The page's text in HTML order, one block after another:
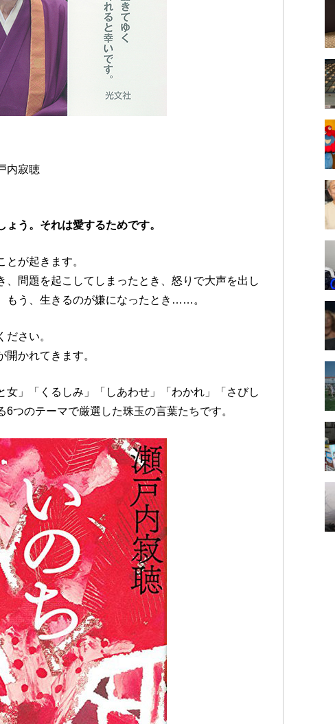
内寂聴
う。それは愛するためです。
が起きます。
、問題を起こしてしまったとき、怒りで大声を出し
もう、生きるのが嫌になったとき……。
さい。
かれてきます。
女」「くるしみ」「しあわせ」「わかれ」「さびし
つのテーマで厳選した珠玉の言葉たちです。